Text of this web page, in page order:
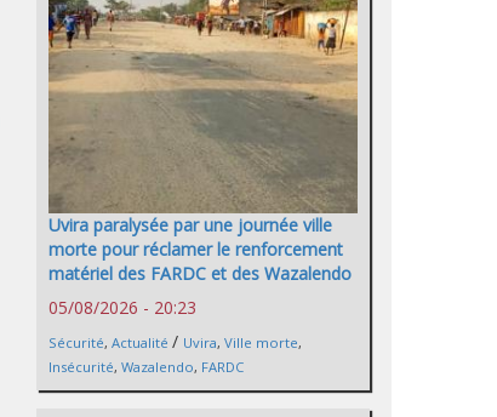
Uvira paralysée par une journée ville
morte pour réclamer le renforcement
matériel des FARDC et des Wazalendo
05/08/2026 - 20:23
Sécurité, Actualité / Uvira, Ville morte,
Insécurité, Wazalendo, FARDC